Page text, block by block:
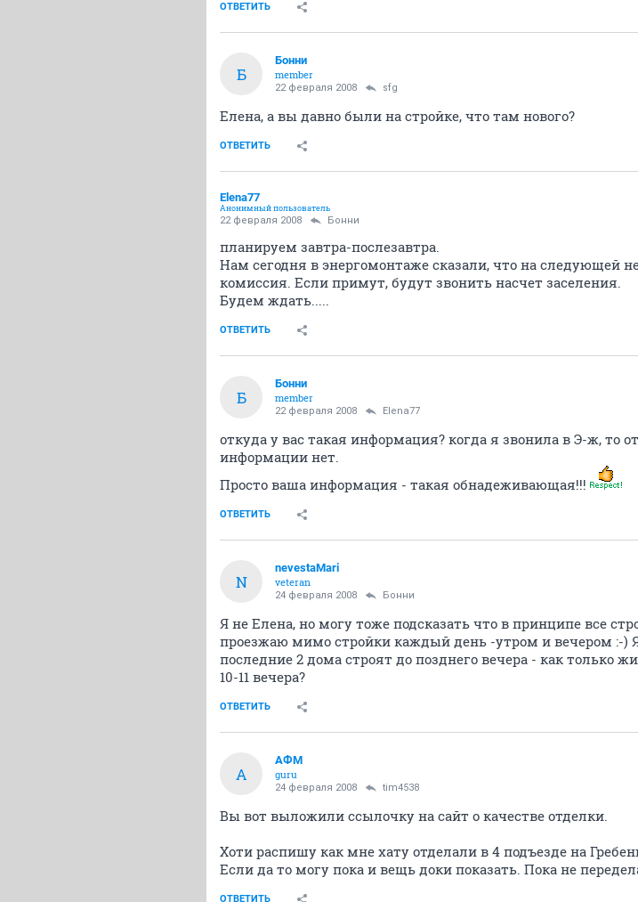
ОТВЕТИТЬ
Б
Бонни
member
22 февраля 2008 sfg
Елена, а вы давно были на стройке, что там нового?
ОТВЕТИТЬ
Elena77
Анонимный пользователь
22 февраля 2008 Бонни
планируем завтра-послезавтра.
Нам сегодня в энергомонтаже сказали, что на следующей
комиссия. Если примут, будут звонить насчет заселения.
Будем ждать.....
ОТВЕТИТЬ
Б
Бонни
member
22 февраля 2008 Elena77
откуда у вас такая информация? когда я звонила в Э-ж, то
информации нет.
Просто ваша информация - такая обнадеживающая!!!
ОТВЕТИТЬ
N
nevestaMari
veteran
24 февраля 2008 Бонни
Я не Елена, но могу тоже подсказать что в принципе все
проезжаю мимо стройки каждый день -утром и вечером :-)
последние 2 дома строят до позднего вечера - как только
10-11 вечера?
ОТВЕТИТЬ
А
АФМ
guru
24 февраля 2008 tim4538
Вы вот выложили ссылочку на сайт о качестве отделки.
Хоти распишу как мне хату отделали в 4 подъезде на
Если да то могу пока и вещь доки показать. Пока не
ОТВЕТИТЬ